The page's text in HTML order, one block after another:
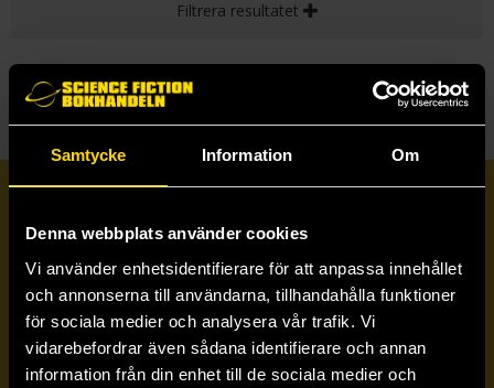
Samtycke Information Om
Denna webbplats använder cookies
Vi använder enhetsidentifierare för att anpassa innehållet
och annonserna till användarna, tillhandahålla funktioner
för sociala medier och analysera vår trafik. Vi
vidarebefordrar även sådana identifierare och annan
information från din enhet till de sociala medier och
Filtrera resultatet
Prenumerera på vårt nyhetsbrev
Veckobrevet